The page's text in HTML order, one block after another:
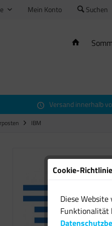
Mein Konto Suchen
Versand innerhalb
IBM
Cookie-
Diese
Funktionalität